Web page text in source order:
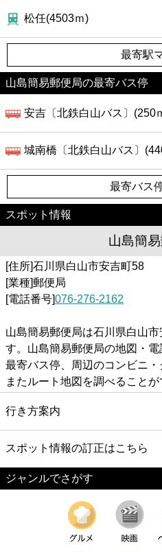
ファーストフード
カフェ
ショッピング
銀行
ホテル
松任(4503ｍ)
最寄駅
山島簡易郵便局の最寄バス停
安吉〔北鉄白山バス〕(250
城南橋〔北鉄白山バス〕
最寄バス
スポット情報
山島簡
[住所]石川県白山市安吉町58
[業種]郵便局
[電話番号]076-276-2162
山島簡易郵便局は石川県白山
す。山島簡易郵便局の地図・電
最寄バス停、周辺のコンビニ・
またルート地図を調べることが
行き方案内
スポット情報の訂正はこちら
ジャンルでさがす